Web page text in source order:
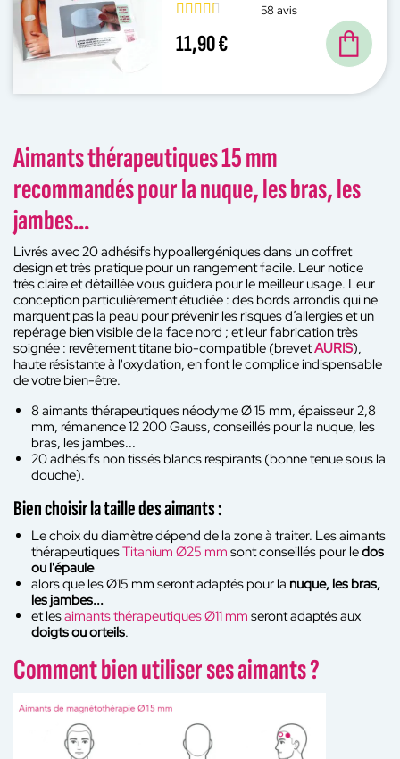
58 avis
11,90 €
Aimants thérapeutiques 15 mm
recommandés pour la nuque, les bras, les
jambes...
Livrés avec 20 adhésifs hypoallergéniques dans un coffret
design et très pratique pour un rangement facile. Leur notice
très claire et détaillée vous guidera pour le meilleur usage. Leur
conception particulièrement étudiée : des bords arrondis qui ne
marquent pas la peau pour prévenir les risques d’allergies et un
repérage bien visible de la face nord ; et leur fabrication très
soignée : revêtement titane bio-compatible (brevetAURIS),
haute résistante à l'oxydation, en font le complice indispensable
de votre bien-être.
8 aimants thérapeutiques néodyme Ø 15 mm, épaisseur 2,8
mm, rémanence 12 200 Gauss, conseillés pour la nuque, les
bras, les jambes...
20 adhésifs non tissés blancs respirants (bonne tenue sous la
douche).
Bien choisir la taille des aimants :
Le choix du diamètre dépend de la zone à traiter. Les aimants
thérapeutiquesTitanium Ø25 mm sont conseillés pour ledos
ou l'épaule
alors que les Ø15 mm seront adaptés pour la nuque, les bras,
les jambes...
et lesaimants thérapeutiques Ø11 mm seront adaptés aux
doigts ou orteils.
Comment bien utiliser ses aimants ?